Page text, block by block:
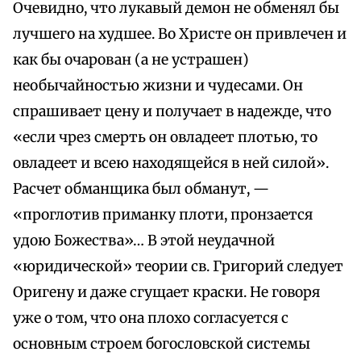
Очевидно, что лукавый демон не обменял бы
лучшего на худшее. Во Христе он привлечен и
как бы очарован (а не устрашен)
необычайностью жизни и чудесами. Он
спрашивает цену и получает в надежде, что
«если чрез смерть он овладеет плотью, то
овладеет и всею находящейся в ней силой».
Расчет обманщика был обманут, —
«проглотив приманку плоти, пронзается
удою Божества»… В этой неудачной
«юридической» теории св. Григорий следует
Оригену и даже сгущает краски. Не говоря
уже о том, что она плохо согласуется с
основным строем богословской системы